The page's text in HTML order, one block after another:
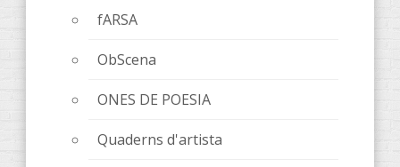
fARSA
ObScena
ONES DE POESIA
Quaderns d'artista